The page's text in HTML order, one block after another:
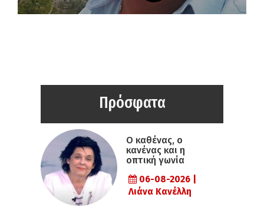
Πρόσφατα
Ο καθένας, ο
κανένας και η
οπτική γωνία
06-08-2026 |
Λιάνα Κανέλλη